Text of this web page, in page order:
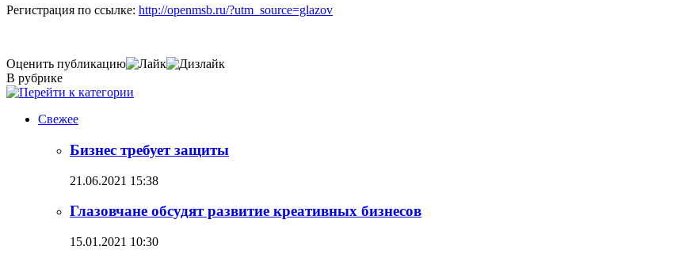
Регистрация по ссылке: http://openmsb.ru/?utm_source=glazov
Оценить публикацию
В рубрике
Свежее
Бизнес требует защиты
21.06.2021 15:38
Глазовчане обсудят развитие креативных бизнесов
15.01.2021 10:30